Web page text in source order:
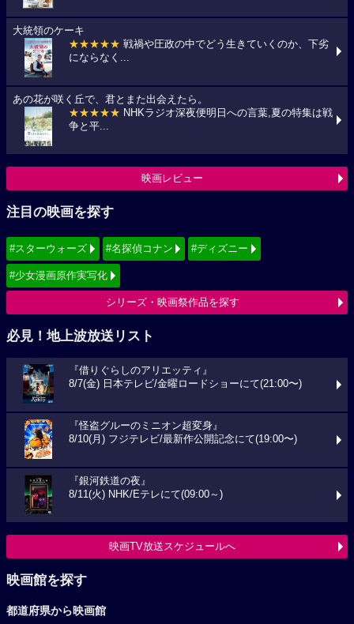
大統領のケーキ
★★★★★ 戦禍や圧政の中でどう生きていくのか、下劣
にならなく...
あの花が咲く丘で、君とまた出会えたら。
★★★★★ NHKラジオ深夜便明日への言葉,夏の特集は戦
争と平...
映画レビュー
注目の映画を探す
#スターウォーズ #名探偵コナン #ディズニー
#少女漫画原作実写化
シリーズ・映画祭作品を探す
必見！地上波放送リスト
『借りぐらしのアリエッティ』
8/7(金) 日本テレビ/金曜ロードショーにて(21:00〜)
『怪盗グルーのミニオン超変身』
8/10(月) フジテレビ/最新作公開記念にて(19:00〜)
『銀河鉄道の夜』
8/11(火) NHK/Eテレにて(09:00～)
映画TV放送スケジュールへ
映画館を探す
都道府県から映画館